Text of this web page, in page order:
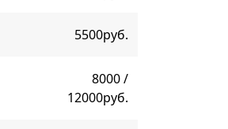
5500руб.
8000 /
12000руб.